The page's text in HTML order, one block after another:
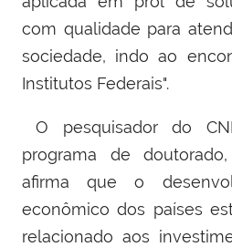
com qualidade para
sociedade, indo ao
Institutos Federais".
O pesquisador do
programa de
afirma que o
econômico dos países
relacionado aos